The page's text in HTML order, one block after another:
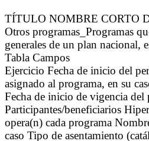
TÍTULO NOMBRE CORTO
Otros programas_Programas
generales de un plan nacional,
Tabla Campos
Ejercicio Fecha de inicio del
asignado al programa, en su
Fecha de inicio de vigencia del
Participantes/beneficiarios
opera(n) cada programa
caso Tipo de asentamiento